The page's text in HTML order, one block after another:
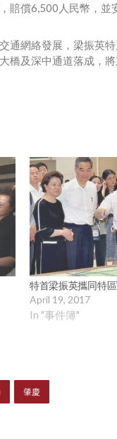
賠償6,500人民幣，並
通網絡發展，梁振英
橋及深中通道落成，
特首梁振英攜同特
April 19, 2017
In "事件簿"
肇慶